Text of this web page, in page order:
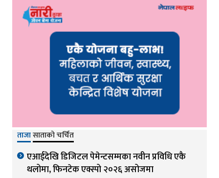
ताजासाताको चर्चित
एआईदेखि डिजिटल पेमेन्टसम्मका नवीन प्रविधि एकै
थलोमा, फिनटेक एक्स्पो २०२६ असोजमा